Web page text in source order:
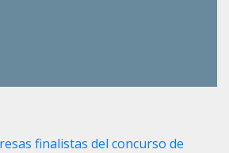
finalistas del concurso de